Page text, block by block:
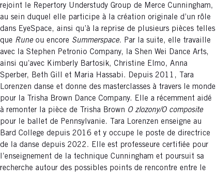
rejoint le Repertory Understudy Group de Merce Cunningham,
au sein duquel elle participe à la création originale d’un rôle
dans EyeSpace, ainsi qu’à la reprise de plusieurs pièces telles
que Runeou encore Summerspace. Par la suite, elle travaille
avec la Stephen Petronio Company, la Shen Wei Dance Arts,
ainsi qu’avec Kimberly Bartosik, Christine Elmo, Anna
Sperber, Beth Gill et Maria Hassabi. Depuis 2011, Tara
Lorenzen danse et donne des masterclasses à travers le monde
pour la Trisha Brown Dance Company. Elle a récemment aidé
à remonter la pièce de Trisha Brown O zlozony/O composite
pour le ballet de Pennsylvanie. Tara Lorenzen enseigne au
Bard College depuis 2016 et y occupe le poste de directrice
de la danse depuis 2022. Elle est professeure certifiée pour
l’enseignement de la technique Cunningham et poursuit sa
recherche autour des possibles points de rencontre entre le